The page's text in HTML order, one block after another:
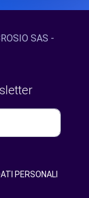
SAS -
PERSONALI